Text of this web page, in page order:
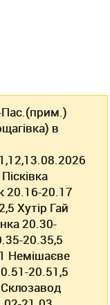
Пас.(прим.)
в
20.16-20.17
Хутір Гай
20.30-
20.35,5
Немішаєве
20.51,5